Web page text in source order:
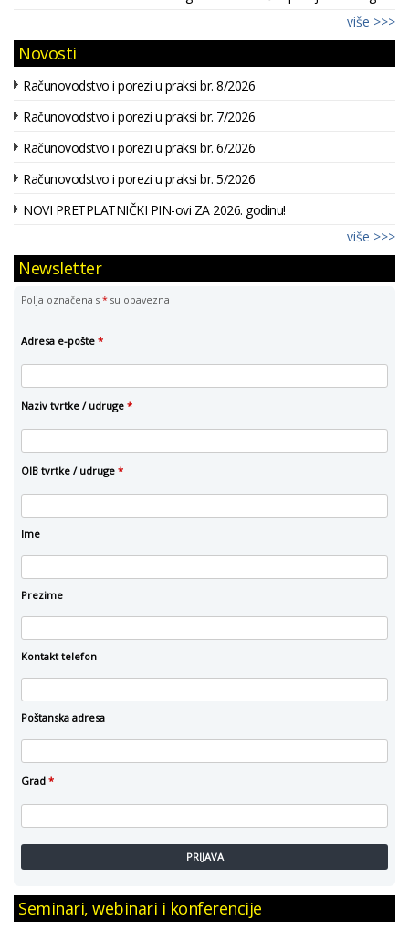
više >>>
Novosti
Računovodstvo i porezi u praksi br. 8/2026
Računovodstvo i porezi u praksi br. 7/2026
Računovodstvo i porezi u praksi br. 6/2026
Računovodstvo i porezi u praksi br. 5/2026
NOVI PRETPLATNIČKI PIN-ovi ZA 2026. godinu!
više >>>
Newsletter
Polja označena s * su obavezna
Adresa e-pošte *
Naziv tvrtke / udruge *
OIB tvrtke / udruge *
Ime
Prezime
Kontakt telefon
Poštanska adresa
Grad *
PRIJAVA
Seminari, webinari i konferencije